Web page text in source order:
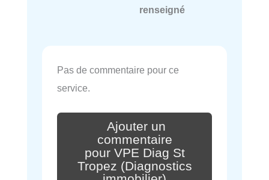
renseigné
Pas de commentaire pour ce
service.
Ajouter un
commentaire
pour VPE Diag St
Tropez (Diagnostics